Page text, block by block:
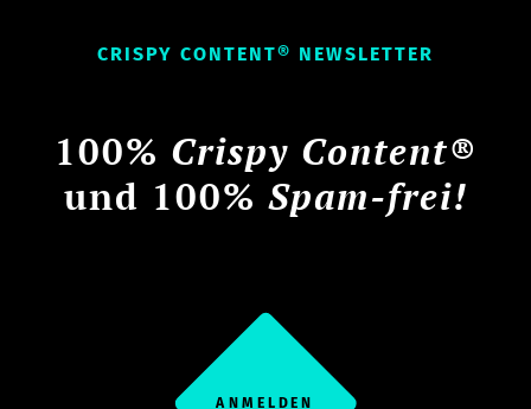
CRISPY CONTENT® NEWSLETTER
100% Crispy Content®
und 100% Spam-frei!
ANMELDEN